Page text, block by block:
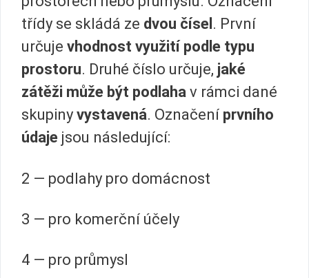
třídy se skládá ze dvou čísel . První
určuje vhodnost využití podle typu
prostoru. Druhé číslo určuje, jaké
zátěži může být podlaha v rámci dané
skupiny vystavená. Označení prvního
údaje jsou následující:
2 — podlahy pro domácnost
3 — pro komerční účely
4 — pro průmysl